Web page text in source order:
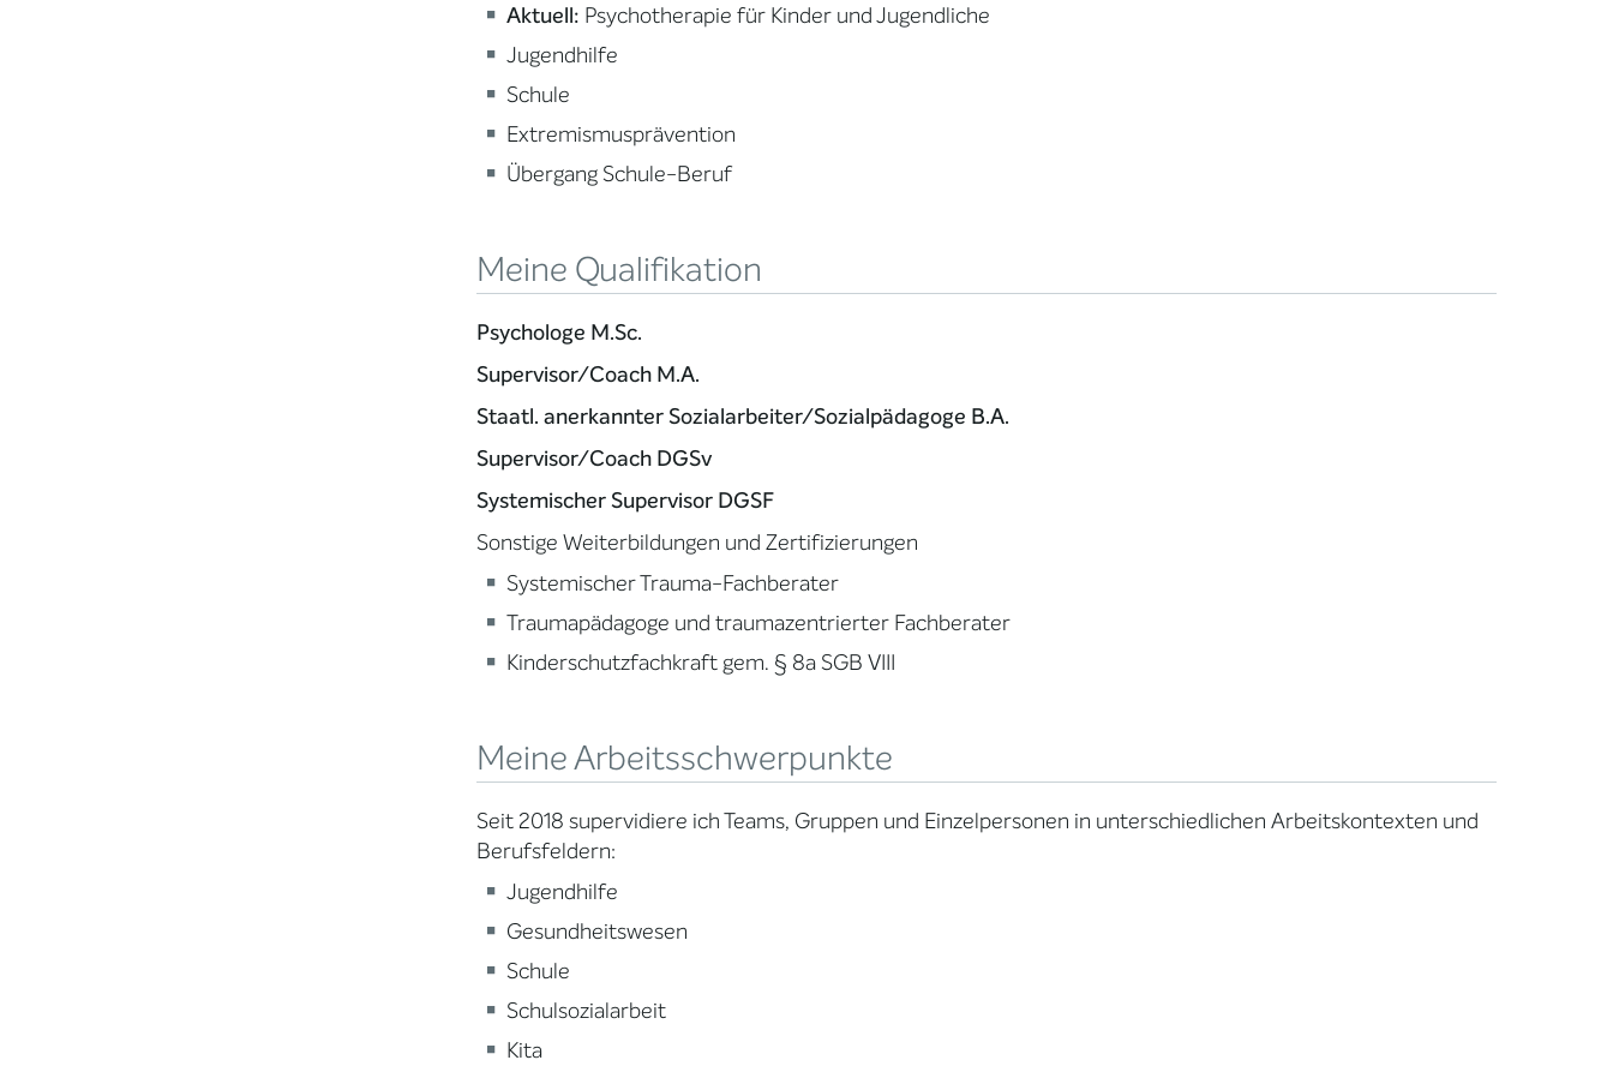
Aktuell: Psychotherapie für Kinder und Jugendliche
Jugendhilfe
Schule
Extremismusprävention
Übergang Schule-Beruf
Meine Qualifikation
Psychologe M.Sc.
Supervisor/Coach M.A.
Staatl. anerkannter Sozialarbeiter/Sozialpädagoge B.A.
Supervisor/Coach DGSv
Systemischer Supervisor DGSF
Sonstige Weiterbildungen und Zertifizierungen
Systemischer Trauma-Fachberater
Traumapädagoge und traumazentrierter Fachberater
Kinderschutzfachkraft gem. § 8a SGB VIII
Meine Arbeitsschwerpunkte
Seit 2018 supervidiere ich Teams, Gruppen und Einzelpersonen in unterschiedlichen Arbeitskontexten und
Berufsfeldern:
Jugendhilfe
Gesundheitswesen
Schule
Schulsozialarbeit
Kita